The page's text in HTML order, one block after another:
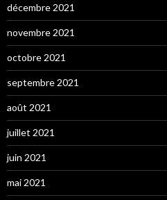
décembre 2021
novembre 2021
octobre 2021
septembre 2021
août 2021
juillet 2021
juin 2021
mai 2021